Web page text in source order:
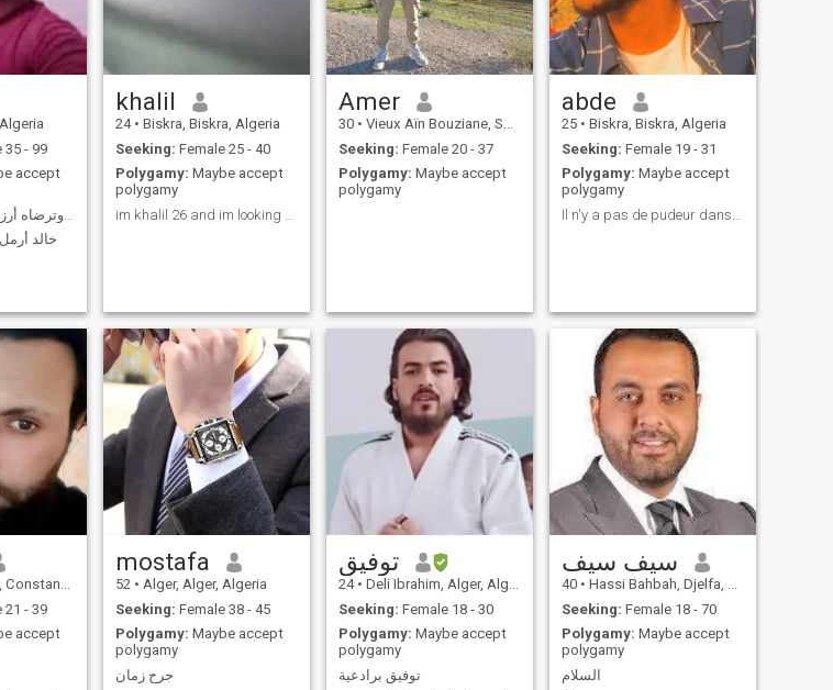
35 - 99
accept
اللهم وفقنا لما تحبه وترضاه أرزقنا الزوجة الصالحة
خالد
khalil
24 • Biskra, Biskra, Algeria
Seeking: Female 25 - 40
Polygamy: Maybe accept
polygamy
Amer
30 • Vieux Aïn Bouziane, Skikda, Algeria
Seeking: Female 20 - 37
Polygamy: Maybe accept
polygamy
abde
25 • Biskra, Biskra, Algeria
Seeking: Female 19 - 31
Polygamy: Maybe accept
polygamy
Algeria
21 - 39
accept
mostafa
52 • Alger, Alger, Algeria
Seeking: Female 38 - 45
Polygamy: Maybe accept
polygamy
جرح زمان
توفيق
24 • Deli Ibrahim, Alger, Algeria
Seeking: Female 18 - 30
Polygamy: Maybe accept
polygamy
توفيق برادعية
سيف سيف
40 • Hassi Bahbah, Djelfa, Algeria
Seeking: Female 18 - 70
Polygamy: Maybe accept
polygamy
السلام